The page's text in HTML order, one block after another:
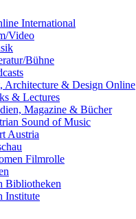
International
Video
Bühne
Architecture & Design Online
& Lectures
Magazine & Bücher
Sound of Music
Austria
Filmrolle
Bibliotheken
Institute